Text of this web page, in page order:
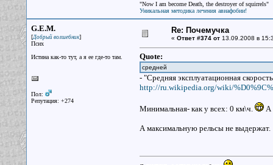
"Now I am become Death, the destroyer of squirrels"
Уникальная методика лечения авиафобии!
G.E.M.
[Добрый волшебник]
Псих
Истина как-то тут, а я ее где-то там.
Пол:
Репутация: +274
Re: Почемучка
« Ответ #374 от13.09.2008 в
Quote:
средней
- "Средняя эксплуатационная
http://ru.wikipedia.org/wiki/
Минимальная- как у всех: 0 км\ч. А
А максимальную рельсы не выдержат.